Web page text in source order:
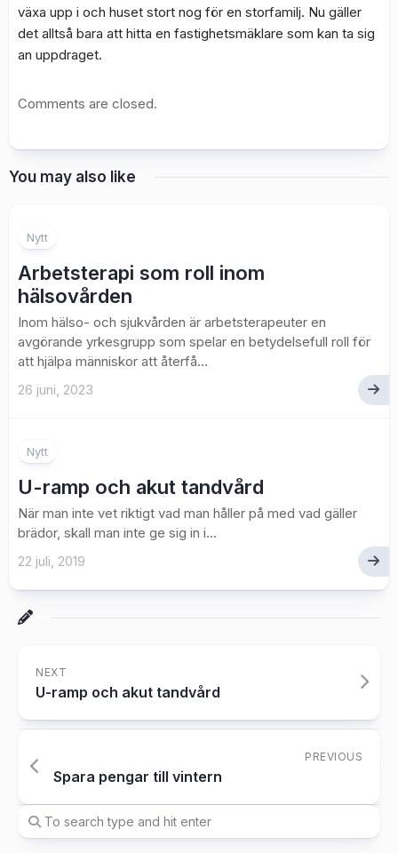
växa upp i och huset stort nog för en storfamilj. Nu gäller
det alltså bara att hitta en fastighetsmäklare som kan ta sig
an uppdraget.
Comments are closed.
You may also like
Nytt
Arbetsterapi som roll inom
hälsovården
Inom hälso- och sjukvården är arbetsterapeuter en
avgörande yrkesgrupp som spelar en betydelsefull roll för
att hjälpa människor att återfå...
26 juni, 2023
Nytt
U-ramp och akut tandvård
När man inte vet riktigt vad man håller på med vad gäller
brädor, skall man inte ge sig in i...
22 juli, 2019
NEXT
U-ramp och akut tandvård
PREVIOUS
Spara pengar till vintern